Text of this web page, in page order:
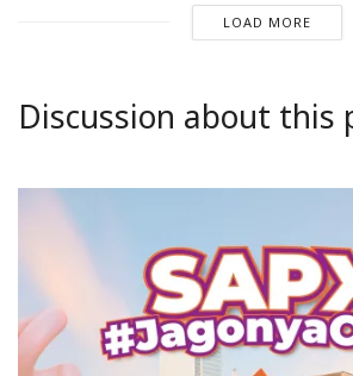
LOAD MORE
Discussion about this